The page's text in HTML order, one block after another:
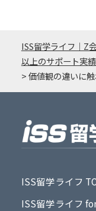
ISS留学ライフ｜Z
以上のサポート実績
>価値観の違いに
ISS留学ライフ
ISS留学ライフ